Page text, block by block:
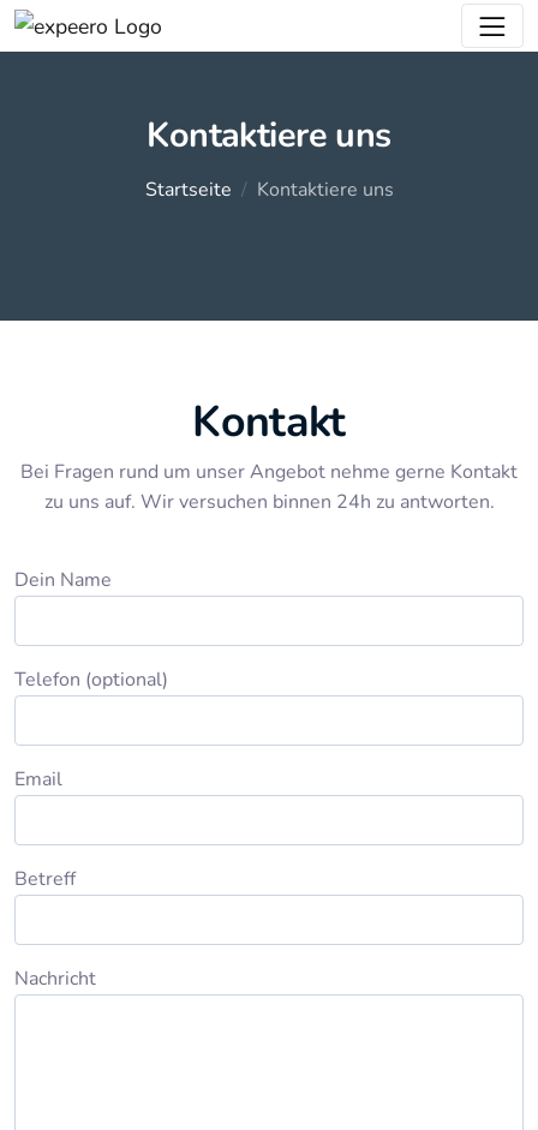
Zum
Hauptinhalt
Kontaktiere uns
Startseite Kontaktiere uns
Kontakt
Bei Fragen rund um unser Angebot nehme gerne Kontakt
zu uns auf. Wir versuchen binnen 24h zu antworten.
Dein Name
Telefon (optional)
Email
Betreff
Nachricht